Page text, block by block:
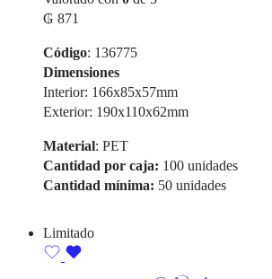
₲ 871
Código: 136775
Dimensiones
Interior: 166x85x57mm
Exterior: 190x110x62mm
Material: PET
Cantidad por caja: 100 unidades
Cantidad mínima: 50 unidades
Limitado